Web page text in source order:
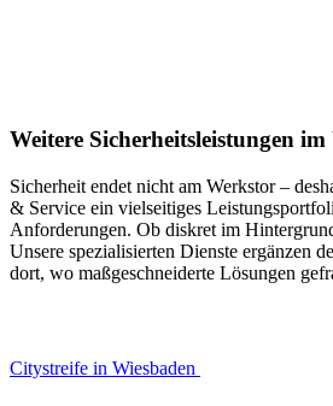
Weitere Sicherheitsleistungen
Sicherheit endet nicht am Werkstor –
& Service ein vielseitiges
Anforderungen. Ob diskret im
Unsere spezialisierten Dienste ergänzen
dort, wo maßgeschneiderte Lösungen
Citystreife in Wiesbaden